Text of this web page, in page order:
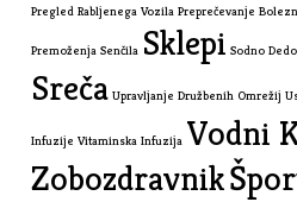
Pregled Rabljenega Vozila Preprečevanje
Premoženja Senčila Sklepi Sodno
Sreča Upravljanje Družbenih Omrežij
Infuzije Vitaminska Infuzija Vodni
Zobozdravnik